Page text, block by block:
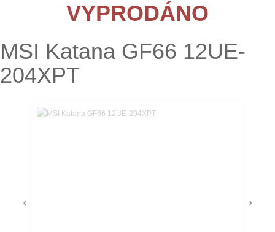
VYPRODÁNO
MSI Katana GF66 12UE-
204XPT